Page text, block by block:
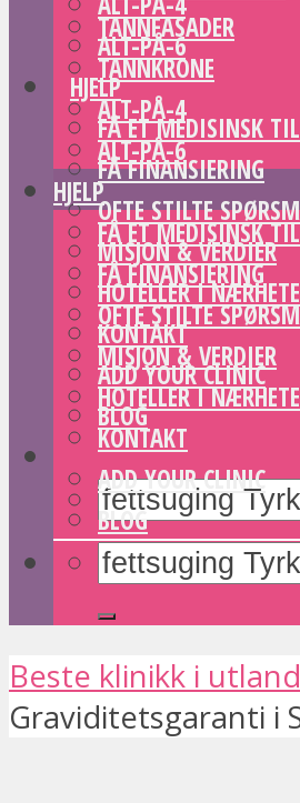
ALT-PÅ-6
HJELP
FÅ ET MEDISINSK
FÅ FINANSIERING
OFTE STILTE
MISJON & VERDIER
HOTELLER I
KONTAKT
ADD YOUR CLINIC
BLOG
TANNFASADER
TANNKRONE
ALT-PÅ-4
ALT-PÅ-6
HJELP
FÅ ET MEDISINSK
FÅ FINANSIERING
OFTE STILTE
MISJON & VERDIER
HOTELLER I
KONTAKT
ADD YOUR CLINIC
BLOG
Beste klinikk i
Graviditetsgaranti i